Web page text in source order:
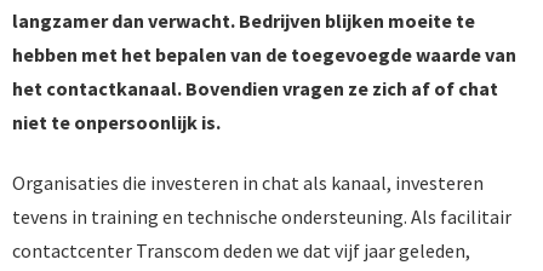
langzamer dan verwacht. Bedrijven blijken moeite te
hebben met het bepalen van de toegevoegde waarde van
het contactkanaal. Bovendien vragen ze zich af of chat
niet te onpersoonlijk is.
Organisaties die investeren in chat als kanaal, investeren
tevens in training en technische ondersteuning. Als facilitair
contactcenter Transcom deden we dat vijf jaar geleden,